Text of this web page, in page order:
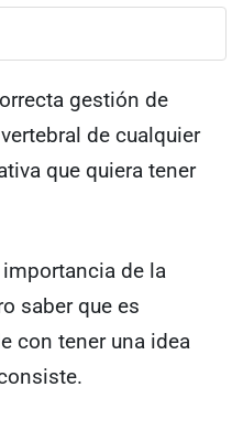
gestión de
de cualquier
que quiera tener
de la
saber que es
con tener una idea